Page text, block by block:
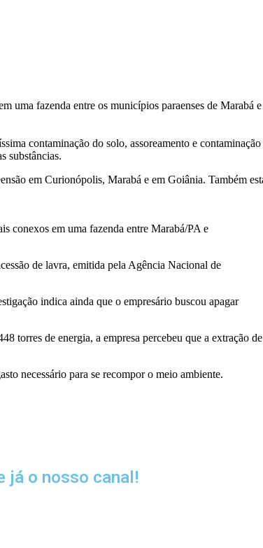
uma fazenda entre os municípios paraenses de Marabá e
contaminação do solo, assoreamento e contaminação
substâncias.
em Curionópolis, Marabá e em Goiânia. Também
conexos em uma fazenda entre Marabá/PA e
de lavra, emitida pela Agência Nacional de
indica ainda que o empresário buscou apagar
torres de energia, a empresa percebeu que a extração de
necessário para se recompor o meio ambiente.
já o nosso canal!